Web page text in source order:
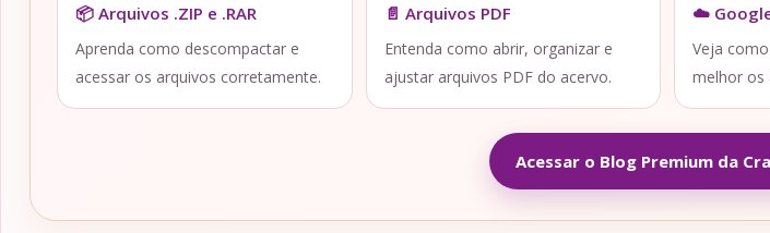
📦 Arquivos .ZIP e .RAR
Aprenda como descompactar e
acessar os arquivos corretamente.
📄 Arquivos PDF
Entenda como abrir, organizar e
ajustar arquivos PDF do acervo.
☁️
Veja
melhor os
Acessar o Blog Premium da